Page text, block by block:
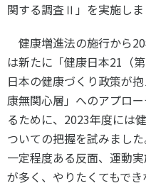
スポーツ白書
政策提言
子どものスポーツ
障害者スポーツ
スポーツによるまちづ
スポーツ・ガバナンス
スポーツボランティア
スポーツ政策・予算
関する調査Ⅱ」を実施しま
健康増進法の施行から
は新たに「健康日本21（
日本の健康づくり政策が
康無関心層」へのアプロ
るために、2023年度には
ついての把握を試みまし
一定程度ある反面、運動
が多く、やりたくてもで